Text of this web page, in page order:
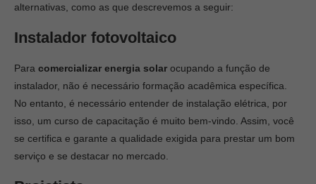
alternativas, como as que descrevemos a seguir:
Instalador fotovoltaico
Para comercializar energia solar ocupando a função de
instalador, não é necessário formação acadêmica específica.
No entanto, é necessário entender de instalação elétrica, por
isso, um curso de capacitação é muito bem-vindo. Assim, você
se certifica e garante a qualidade exigida para prestar um bom
serviço e se destacar no mercado.